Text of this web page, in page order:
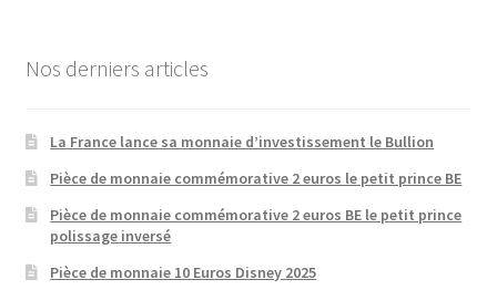
Nos derniers articles
La France lance sa monnaie d’investissement le Bullion
Pièce de monnaie commémorative 2 euros le petit prince BE
Pièce de monnaie commémorative 2 euros BE le petit prince
polissage inversé
Pièce de monnaie 10 Euros Disney 2025